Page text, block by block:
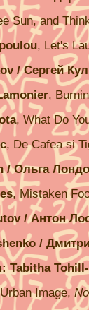
Sun, and
, Let's
/ Сергей
,
, What Do
, De Cafea si
/ Ольга
, Mistaken
/ Антон
/
Tabitha
Image,